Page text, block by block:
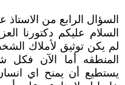
السؤال الرابع من الاستاذ
لم يكن توثيق لأملاك
المنطقه أما الآن
يستطيع أن يمنح اي